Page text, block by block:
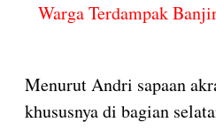
Warga Terdampak
Menurut Andri sapaan
khususnya di bagian